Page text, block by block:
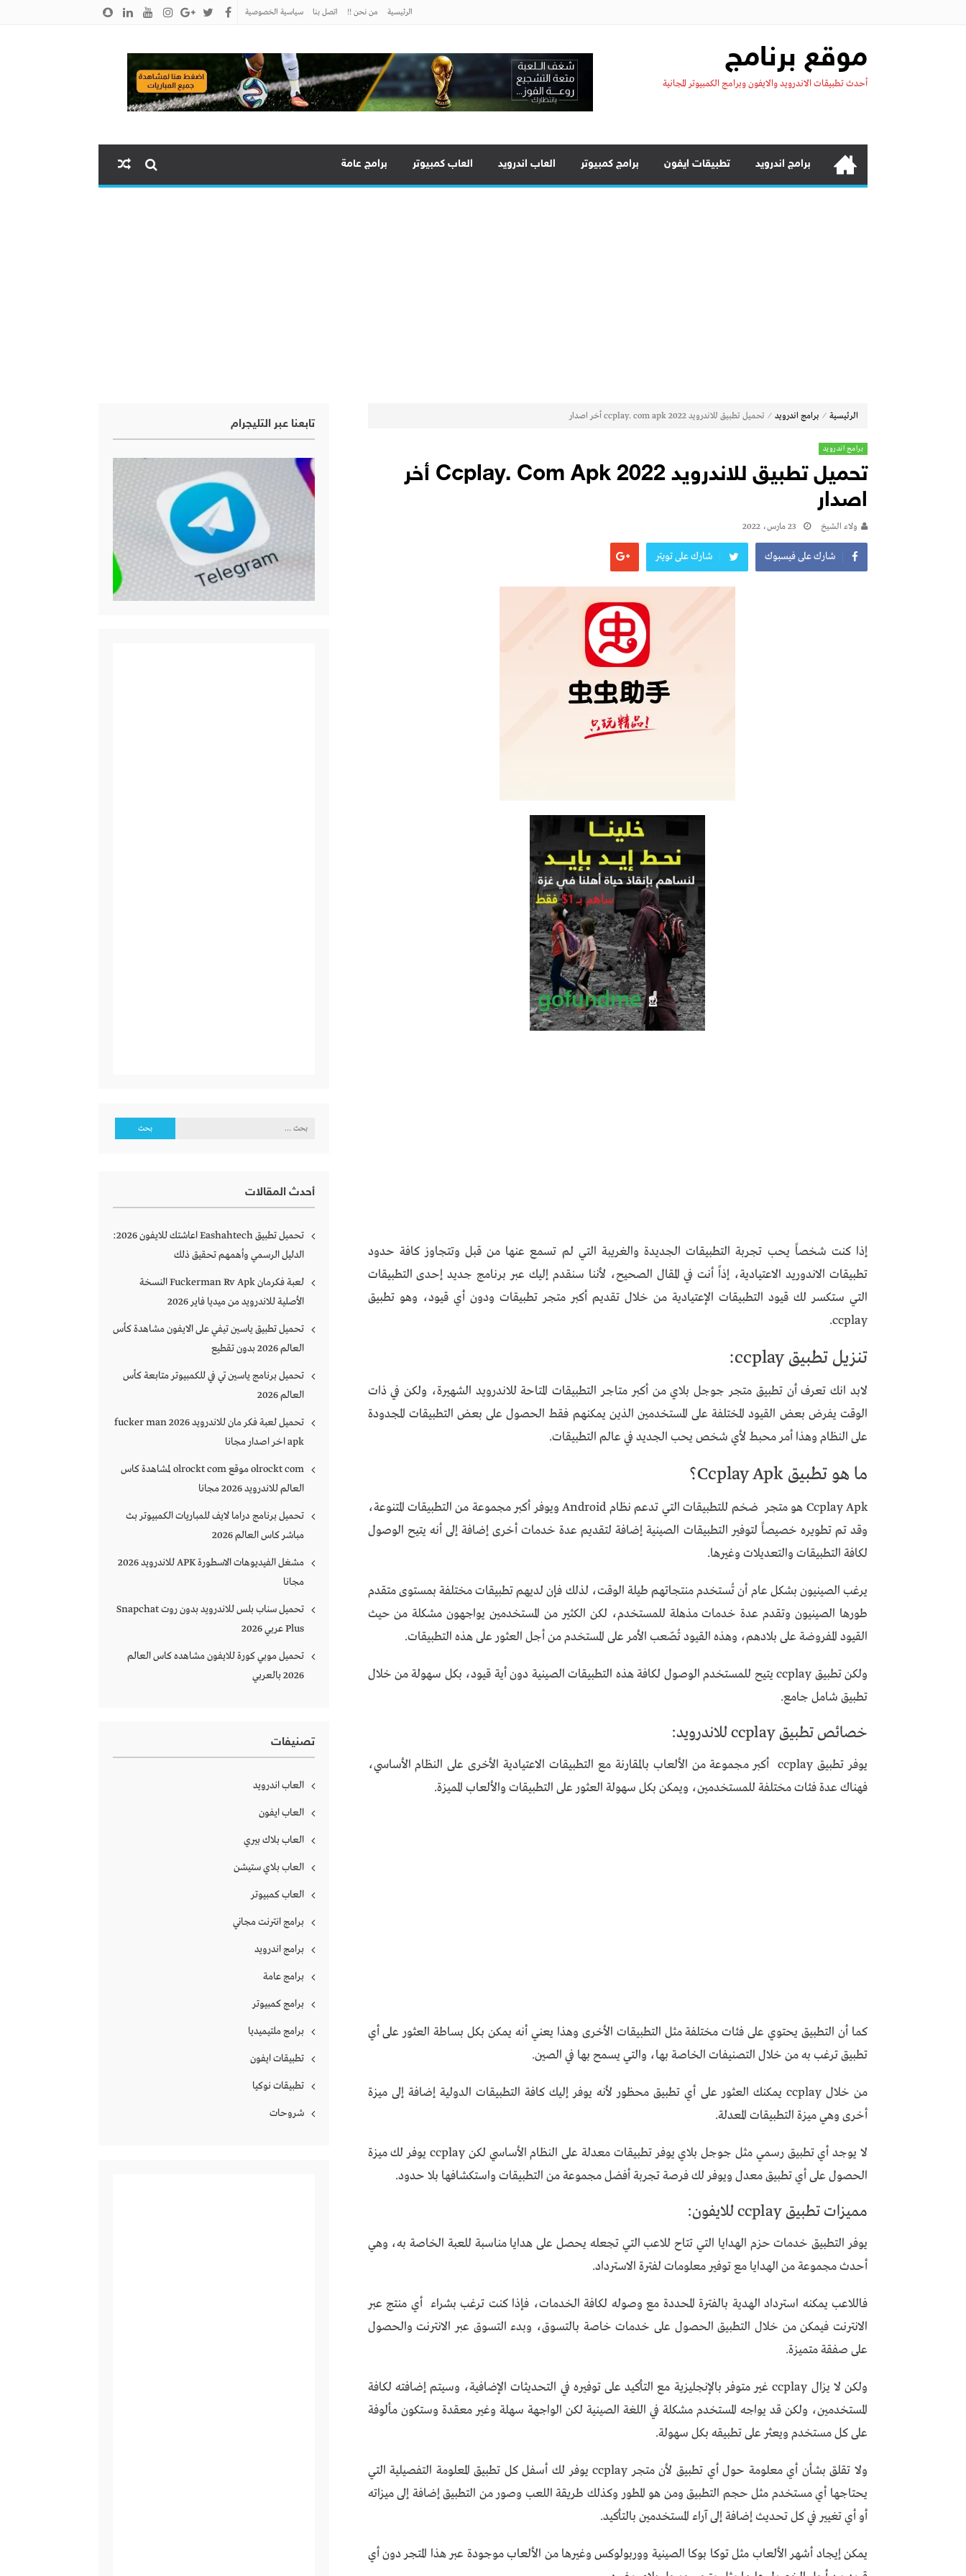
الرئيسية من نحن !! اتصل بنا سياسية الخصوصية
موقع برنامج
أحدث تطبيقات الاندرويد والايفون وبرامج الكمبيوتر المجانية
برامج اندرويد تطبيقات ايفون برامج كمبيوتر العاب اندرويد العاب كمبيوتر برامج عامة
الرئيسية ⁄ برامج اندرويد ⁄ تحميل تطبيق للاندرويد ccplay. com apk 2022 أخر اصدار
برامج اندرويد
تحميل تطبيق للاندرويد Ccplay. Com Apk 2022 أخر
اصدار
ولاء الشيخ 23 مارس، 2022
شارك على فيسبوك شارك على تويتر
إذا كنت شخصاً يحب تجربة التطبيقات الجديدة والغريبة التي لم تسمع عنها من قبل وتتجاوز كافة حدود
تطبيقات الاندوريد الاعتيادية، إذاً أنت في المقال الصحيح، لأننا سنقدم إليك عبر برنامج جديد إحدى التطبيقات
التي ستكسر لك قيود التطبيقات الإعتيادية من خلال تقديم أكبر متجر تطبيقات ودون أي قيود، وهو تطبيق
ccplay.
تنزيل تطبيق ccplay:
لابد انك تعرف أن تطبيق متجر جوجل بلاي من أكبر متاجر التطبيقات المتاحة للاندرويد الشهيرة، ولكن في ذات
الوقت يفرض بعض القيود المختلفة على المستخدمين الذين يمكنهم فقط الحصول على بعض التطبيقات المجدودة
على النظام وهذا أمر محبط لأي شخص يحب الجديد في عالم التطبيقات.
ما هو تطبيق Ccplay Apk؟
Ccplay Apk هو متجر ضخم للتطبيقات التي تدعم نظام Android ويوفر أكبر مجموعة من التطبيقات المتنوعة،
وقد تم تطويره خصيصاً لتوفير التطبيقات الصينية إضافة لتقديم عدة خدمات أخرى إضافة إلى أنه يتيح الوصول
لكافة التطبيقات والتعديلات وغيرها.
يرغب الصينيون بشكل عام أن تُستخدم منتجاتهم طيلة الوقت، لذلك فإن لديهم تطبيقات مختلفة بمستوى متقدم
طورها الصينيون وتقدم عدة خدمات مذهلة للمستخدم، لكن الكثير من المستخدمين يواجهون مشكلة من حيث
القيود المفروضة على بلادهم، وهذه القيود تُصّعب الأمر على المستخدم من أجل العثور على هذه التطبيقات.
ولكن تطبيق ccplay يتيح للمستخدم الوصول لكافة هذه التطبيقات الصينية دون أية قيود، بكل سهولة من خلال
تطبيق شامل جامع.
خصائص تطبيق ccplay للاندرويد:
يوفر تطبيق ccplay أكبر مجموعة من الألعاب بالمقارنة مع التطبيقات الاعتيادية الأخرى على النظام الأساسي،
فهناك عدة فئات مختلفة للمستخدمين، ويمكن بكل سهولة العثور على التطبيقات والألعاب المميزة.
كما أن التطبيق يحتوي على فئات مختلفة مثل التطبيقات الأخرى وهذا يعني أنه يمكن بكل بساطة العثور على أي
تطبيق ترغب به من خلال التصنيفات الخاصة بها، والتي يسمح بها في الصين.
من خلال ccplay يمكنك العثور على أي تطبيق محظور لأنه يوفر إليك كافة التطبيقات الدولية إضافة إلى ميزة
أخرى وهي ميزة التطبيقات المعدلة.
لا يوجد أي تطبيق رسمي مثل جوجل بلاي يوفر تطبيقات معدلة على النظام الأساسي لكن ccplay يوفر لك ميزة
الحصول على أي تطبيق معدل ويوفر لك فرصة تجربة أفضل مجموعة من التطبيقات واستكشافها بلا حدود.
مميزات تطبيق ccplay للايفون:
يوفر التطبيق خدمات حزم الهدايا التي تتاح للاعب التي تجعله يحصل على هدايا مناسبة للعبة الخاصة به، وهي
أحدث مجموعة من الهدايا مع توفير معلومات لفترة الاسترداد.
فاللاعب يمكنه استرداد الهدية بالفترة المحددة مع وصوله لكافة الخدمات، فإذا كنت ترغب بشراء أي منتج عبر
الانترنت فيمكن من خلال التطبيق الحصول على خدمات خاصة بالتسوق، وبدء التسوق عبر الانترنت والحصول
على صفقة متميزة.
ولكن لا يزال ccplay غير متوفر بالإنجليزية مع التأكيد على توفيره في التحديثات الإضافية، وسيتم إضافته لكافة
المستخدمين، ولكن قد يواجه المستخدم مشكلة في اللغة الصينية لكن الواجهة سهلة وغير معقدة وستكون مألوفة
على كل مستخدم ويعثر على تطبيقه بكل سهولة.
ولا تقلق بشأن أي معلومة حول أي تطبيق لأن متجر ccplay يوفر لك أسفل كل تطبيق المعلومة التفصيلية التي
يحتاجها أي مستخدم مثل حجم التطبيق ومن هو المطور وكذلك طريقة اللعب وصور من التطبيق إضافة إلى ميزاته
أو أي تغيير في كل تحديث إضافة إلى آراء المستخدمين بالتأكيد.
يمكن إيجاد أشهر الألعاب مثل توكا بوكا الصينية ووربولوكس وغيرها من الألعاب موجودة عبر هذا المتجر دون أي
تابعنا عبر التليجرام
البحث
أحدث المقالات
تحميل تطبيق Eashahtech اعاشتك للايفون 2026:
الدليل الرسمي وأهمهم تحقيق ذلك
لعبة فكرمان Fuckerman Rv Apk النسخة
الأصلية للاندرويد من ميديا فاير 2026
تحميل تطبيق ياسين تيفي على الايفون مشاهدة كأس
العالم 2026 بدون تقطيع
تحميل برنامج ياسين تي في للكمبيوتر متابعة كأس
العالم 2026
تحميل لعبة فكر مان للاندرويد 2026 fucker man
apk اخر اصدار مجانا
olrockt com موقع olrockt com لمشاهدة كاس
العالم للاندرويد 2026 مجانا
تحميل برنامج دراما لايف للمباريات الكمبيوتر بث
مباشر كاس العالم 2026
مشغل الفيديوهات الاسطورة APK للاندرويد 2026
مجانا
تحميل سناب بلس للاندرويد بدون روت Snapchat
Plus‏ عربي 2026
تحميل موبي كورة للايفون مشاهده كاس العالم
2026 بالعربي
تصنيفات
العاب اندرويد
العاب ايفون
العاب بلاك بيري
العاب بلاي ستيشن
العاب كمبيوتر
برامج انترنت مجاني
برامج اندرويد
برامج عامة
برامج كمبيوتر
برامج ملتيميديا
تطبيقات ايفون
تطبيقات نوكيا
شروحات